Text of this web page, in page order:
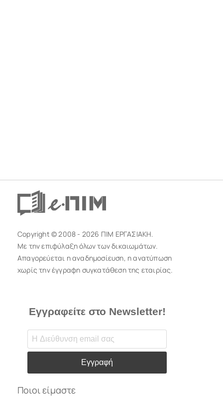
Copyright © 2008 - 2026 ΠΙΜ ΕΡΓΑΣΙΑΚΗ.
Με την επιφύλαξη όλων των δικαιωμάτων.
Απαγορεύεται η αναδημοσίευση, η ανατύπωση
χωρίς την έγγραφη συγκατάθεση της εταιρίας.
Εγγραφείτε στο Newsletter!
Εγγραφή
Ποιοι είμαστε